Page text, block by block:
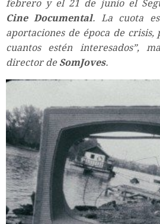
febrero y el 21 de junio el
Cine Documental. La cuota
aportaciones de época de
cuantos estén interesados”,
director de SomJoves.